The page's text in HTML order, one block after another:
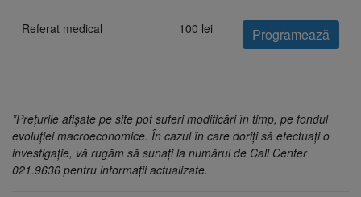
Referat medical 100 lei Programează
*Prețurile afișate pe site pot suferi modificări în timp, pe fondul
evoluției macroeconomice. În cazul în care doriți să efectuați o
investigație, vă rugăm să sunați la numărul de Call Center
021.9636 pentru informații actualizate.